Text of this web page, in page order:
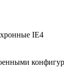
IE4